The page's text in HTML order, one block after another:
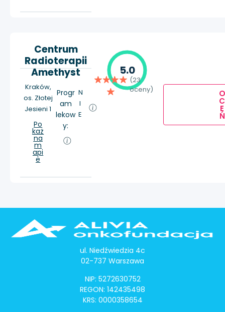
Centrum
Radioterapii
Amethyst
Kraków,
os. Złotej
Jesieni 1
Po
każ
na
m
api
e
Progr
am
lekow
y:
N
I
E
5.0
(23
oceny)
O
C
E
Ń
ul. Niedźwiedzia 4c
02-737 Warszawa
NIP: 5272630752
REGON: 142435498
KRS: 0000358654